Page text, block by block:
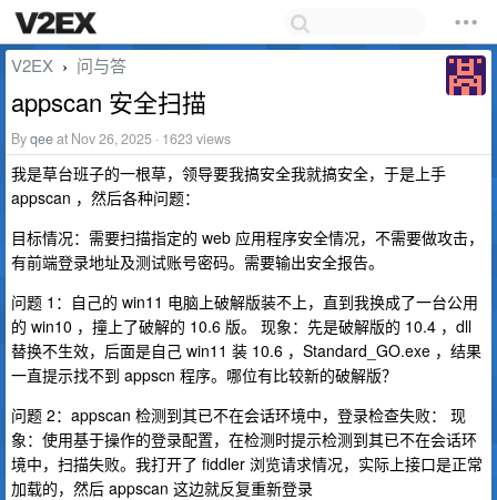
V2EX › 问与答
appscan 安全扫描
Byqeeat Nov 26, 2025 · 1623 views
我是草台班子的一根草，领导要我搞安全我就搞安全，于是上手
appscan ，然后各种问题：
目标情况：需要扫描指定的 web 应用程序安全情况，不需要做攻击，
有前端登录地址及测试账号密码。需要输出安全报告。
问题 1：自己的 win11 电脑上破解版装不上，直到我换成了一台公用
的 win10 ，撞上了破解的 10.6 版。 现象：先是破解版的 10.4 ，dll
替换不生效，后面是自己 win11 装 10.6 ，Standard_GO.exe ，结果
一直提示找不到 appscn 程序。哪位有比较新的破解版？
问题 2：appscan 检测到其已不在会话环境中，登录检查失败： 现
象：使用基于操作的登录配置，在检测时提示检测到其已不在会话环
境中，扫描失败。我打开了 fiddler 浏览请求情况，实际上接口是正常
加载的，然后 appscan 这边就反复重新登录